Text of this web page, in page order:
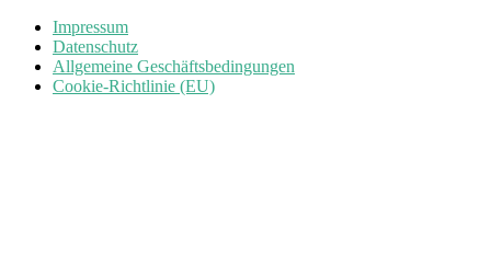
Impressum
Datenschutz
Allgemeine Geschäftsbedingungen
Cookie-Richtlinie (EU)